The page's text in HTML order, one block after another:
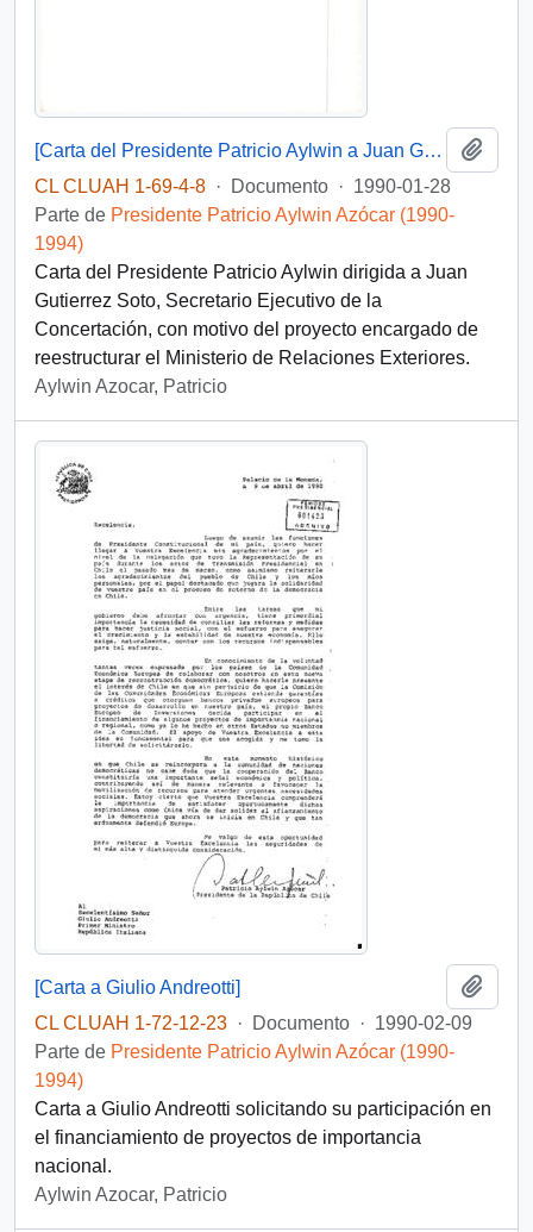
[Carta del Presidente Patricio Aylwin a Juan Gutierrez Soto]
CL CLUAH 1-69-4-8 · Documento · 1990-01-28
Parte de Presidente Patricio Aylwin Azócar (1990-
1994)
Carta del Presidente Patricio Aylwin dirigida a Juan
Gutierrez Soto, Secretario Ejecutivo de la
Concertación, con motivo del proyecto encargado de
reestructurar el Ministerio de Relaciones Exteriores.
Aylwin Azocar, Patricio
[Carta a Giulio Andreotti]
CL CLUAH 1-72-12-23 · Documento · 1990-02-09
Parte de Presidente Patricio Aylwin Azócar (1990-
1994)
Carta a Giulio Andreotti solicitando su participación en
el financiamiento de proyectos de importancia
nacional.
Aylwin Azocar, Patricio